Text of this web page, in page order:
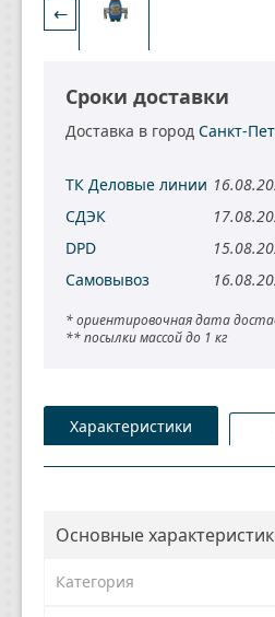
←
Сроки доставки
Доставка в город Санкт-
ТК Деловые линии
СДЭК
DPD
Самовывоз
* ориентировочная дата
** посылки массой до 1 кг
Характеристики
Основные
Категория